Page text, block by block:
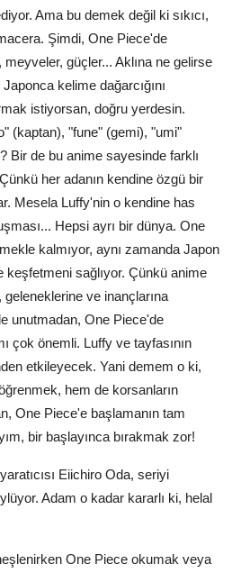
Ama bu demek değil ki sıkıcı,
Şimdi, One Piece'de
güçler... Aklına ne gelirse
kelime dağarcığını
istiyorsan, doğru yerdesin.
(kaptan), "fune" (gemi), "umi"
Bir de bu anime sayesinde farklı
her adanın kendine özgü bir
Mesela Luffy'nin o kendine has
Hepsi ayrı bir dünya. One
kalmıyor, aynı zamanda Japon
keşfetmeni sağlıyor. Çünkü anime
ve inançlarına
unutmadan, One Piece'de
çok önemli. Luffy ve tayfasının
etkileyecek. Yani demem o ki,
hem de korsanların
One Piece'e başlamanın tam
bir başlayınca bırakmak zor!
Eiichiro Oda, seriyi
Adam o kadar kararlı ki, helal
One Piece okumak veya